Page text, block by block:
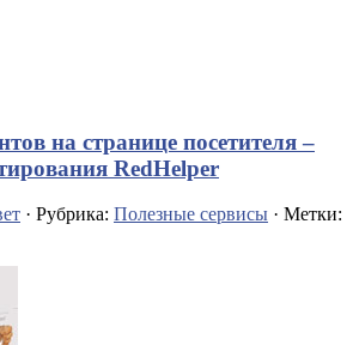
на странице посетителя –
RedHelper
· Рубрика: Полезные сервисы · Метки: